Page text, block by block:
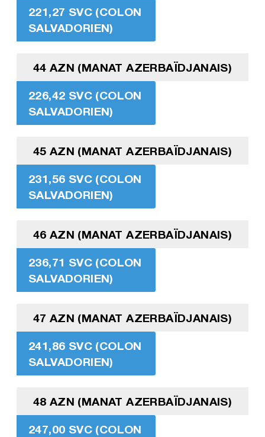
221,27 SVC (COLON
SALVADORIEN)
44 AZN (MANAT AZERBAÏDJANAIS)
226,42 SVC (COLON
SALVADORIEN)
45 AZN (MANAT AZERBAÏDJANAIS)
231,56 SVC (COLON
SALVADORIEN)
46 AZN (MANAT AZERBAÏDJANAIS)
236,71 SVC (COLON
SALVADORIEN)
47 AZN (MANAT AZERBAÏDJANAIS)
241,86 SVC (COLON
SALVADORIEN)
48 AZN (MANAT AZERBAÏDJANAIS)
247,00 SVC (COLON